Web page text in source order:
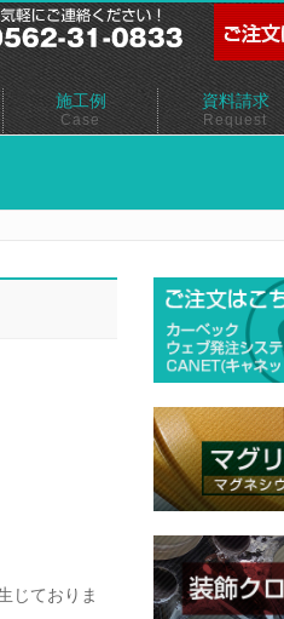
施工例
Case
資料請求
Request
じておりま